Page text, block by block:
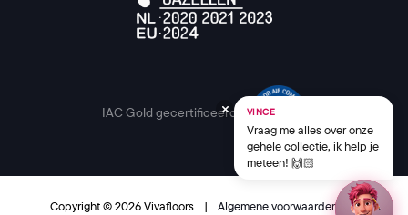
IAC Gold gecertificeerd
Copyright © 2026 Vivafloors | Algemene voorwaarden |
VINCE
Vraag me alles over onze
gehele collectie, ik help je
meteen! 🙌🏻